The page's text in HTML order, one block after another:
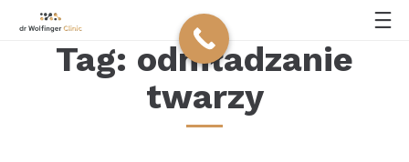
Tag: odmładzanie
twarzy